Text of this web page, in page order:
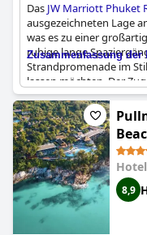
Das JW Marriott Phuket
ausgezeichneten Lage
was es zu einer
ruhige lange
Strandpromenade im
lassen möchten. Der
Sonnenliegen stehen
das ruhige Meer mit
Während einige Gäste
unangenehm
Fabelhaftigkeit und
Strand nicht zum
Styropor-Granulat
die Lage direkt am
und bietet den Gästen
Sonnenuntergänge
Zusammenfassung der
8,9